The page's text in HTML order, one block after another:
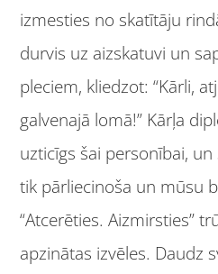
izmesties no skatītāju
durvis uz aizskatuvi un
pleciem, kliedzot: “Kārli,
galvenajā lomā!” Kārļa
uzticīgs šai personībai,
tik pārliecinoša un mūsu
“Atcerēties. Aizmirsties”
apzinātas izvēles. Daudz